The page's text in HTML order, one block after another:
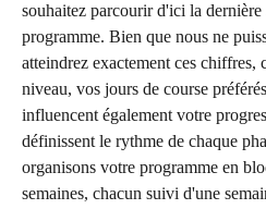
souhaitez parcourir d'ici la dernière
programme. Bien que nous ne
atteindrez exactement ces chiffres,
niveau, vos jours de course
influencent également votre
définissent le rythme de chaque
organisons votre programme en
semaines, chacun suivi d'une